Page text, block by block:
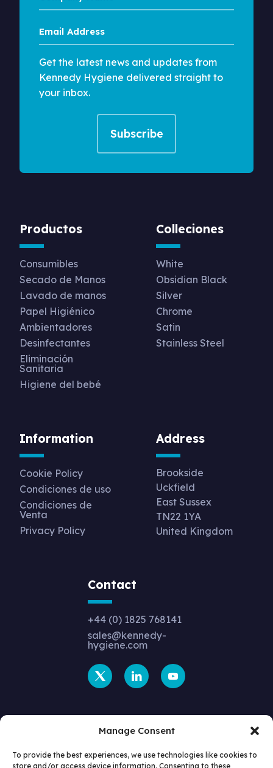
Manage Consent
To provide the best experiences, we use technologies like cookies to
store and/or access device information. Consenting to these
Name
Email
Address
Get the latest news and updates from
Kennedy Hygiene delivered straight to
your inbox.
Productos
Consumibles
Secado de Manos
Lavado de manos
Papel Higiénico
Ambientadores
Desinfectantes
Eliminación
Sanitaria
Higiene del bebé
Colleciones
White
Obsidian Black
Silver
Chrome
Satin
Stainless Steel
Information
Cookie Policy
Condiciones de uso
Condiciones de
Venta
Privacy Policy
Address
Brookside
Uckfield
East Sussex
TN22 1YA
United Kingdom
Contact
+44 (0) 1825 768141
sales@kennedy-
hygiene.com